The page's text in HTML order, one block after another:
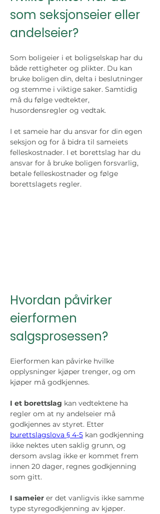
som seksjonseier eller
andelseier?
Som boligeier i et boligselskap har du
både rettigheter og plikter. Du kan
bruke boligen din, delta i beslutninger
og stemme i viktige saker. Samtidig
må du følge vedtekter,
husordensregler og vedtak.
I et sameie har du ansvar for din egen
seksjon og for å bidra til sameiets
felleskostnader. I et borettslag har du
ansvar for å bruke boligen forsvarlig,
betale felleskostnader og følge
borettslagets regler.
Hvordan påvirker
eierformen
salgsprosessen?
Eierformen kan påvirke hvilke
opplysninger kjøper trenger, og om
kjøper må godkjennes.
I et borettslag kan vedtektene ha
regler om at ny andelseier må
godkjennes av styret. Etter
burettslagslova § 4-5 kan godkjenning
ikke nektes uten saklig grunn, og
dersom avslag ikke er kommet frem
innen 20 dager, regnes godkjenning
som gitt.
I sameier er det vanligvis ikke samme
type styregodkjenning av kjøper.